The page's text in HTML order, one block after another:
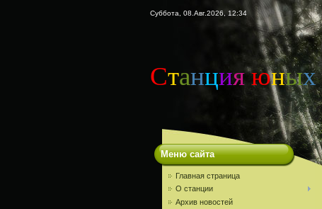
Суббота, 08.Авг.2026, 12:34
Станция юных
Меню сайта
Главная страница
О станции
Архив новостей